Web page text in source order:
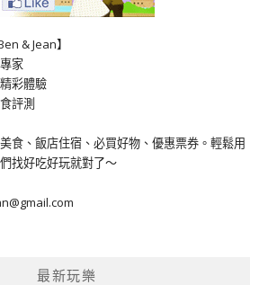
& Jean】
家
彩體驗
評測
食、飯店住宿、必買好物、優惠票券。輕鬆用
找好吃好玩就對了～
最新玩樂